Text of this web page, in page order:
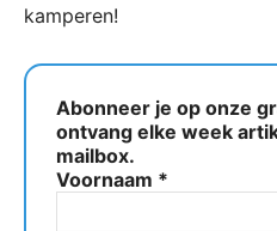
kamperen!
Abonneer je op onze
ontvang elke week
mailbox.
Voornaam *